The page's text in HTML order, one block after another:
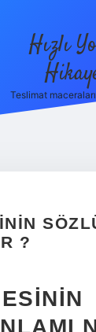
Hızlı
Teslimat
?